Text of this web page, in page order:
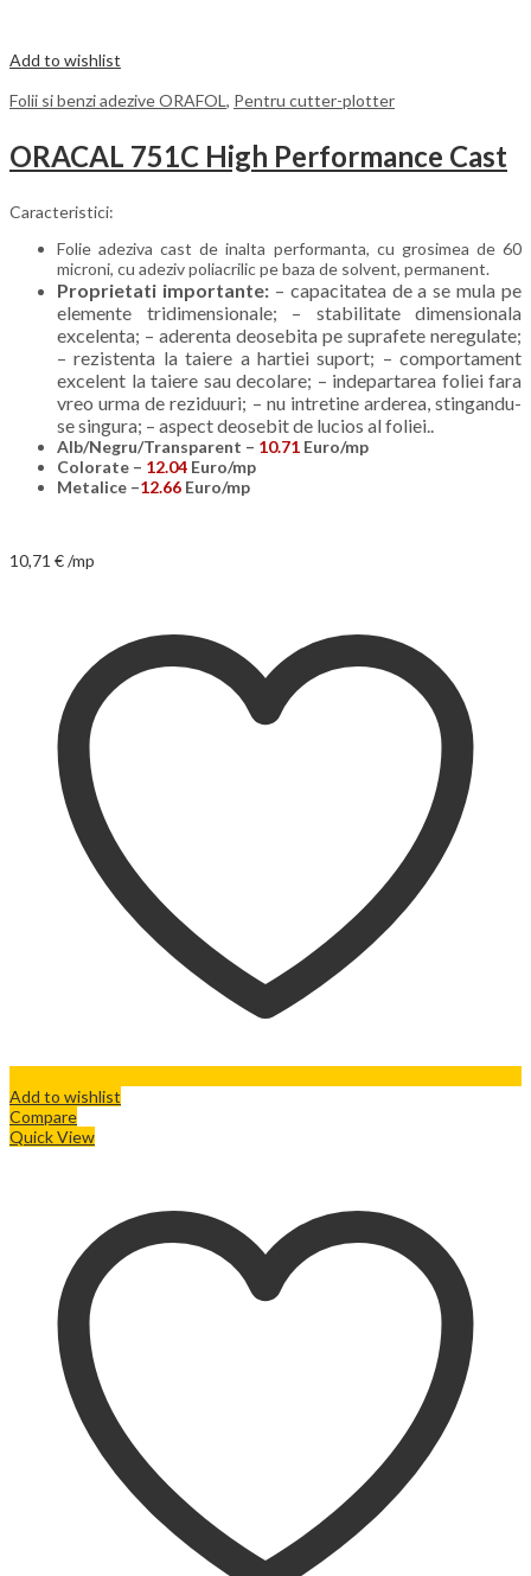
Add to wishlist
Folii si benzi adezive ORAFOL , Pentru cutter-plotter
ORACAL 751C High Performance Cast
Caracteristici:
Folie adeziva cast de inalta performanta, cu grosimea de 60
microni, cu adeziv poliacrilic pe baza de solvent, permanent.
Proprietati importante:– capacitatea de a se mula pe
elemente tridimensionale; – stabilitate dimensionala
excelenta; – aderenta deosebita pe suprafete neregulate;
– rezistenta la taiere a hartiei suport; – comportament
excelent la taiere sau decolare; – indepartarea foliei fara
vreo urma de reziduuri; – nu intretine arderea, stingandu-
se singura; – aspect deosebit de lucios al foliei..
Alb/Negru/Transparent – 10.71 Euro/mp
Colorate – 12.04 Euro/mp
Metalice –12.66 Euro/mp
10,71 €/mp
Add to wishlist
Compare
Quick View